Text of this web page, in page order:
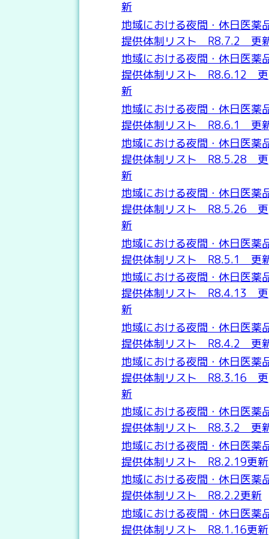
新
地域における夜間・休日医薬
提供体制リスト R8.7.2 更
地域における夜間・休日医薬
提供体制リスト R8.6.12 更
新
地域における夜間・休日医薬
提供体制リスト R8.6.1 更
地域における夜間・休日医薬
提供体制リスト R8.5.28 更
新
地域における夜間・休日医薬
提供体制リスト R8.5.26 更
新
地域における夜間・休日医薬
提供体制リスト R8.5.1 更
地域における夜間・休日医薬
提供体制リスト R8.4.13 更
新
地域における夜間・休日医薬
提供体制リスト R8.4.2 更
地域における夜間・休日医薬
提供体制リスト R8.3.16 更
新
地域における夜間・休日医薬
提供体制リスト R8.3.2 更
地域における夜間・休日医薬
提供体制リスト R8.2.19更新
地域における夜間・休日医薬
提供体制リスト R8.2.2更新
地域における夜間・休日医薬
提供体制リスト R8.1.16更新